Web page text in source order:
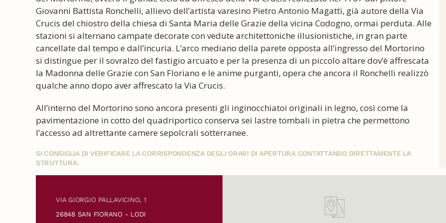
Giovanni Battista Ronchelli, allievo dell’artista varesino Pietro Antonio Magatti, già autore della Via
Crucis del chiostro della chiesa di Santa Maria delle Grazie della vicina Codogno, ormai perduta. Alle
stazioni si alternano campate decorate con vedute architettoniche illusionistiche, in gran parte
cancellate dal tempo e dall’incuria. L’arco mediano della parete opposta all’ingresso del Mortorino
si distingue per il sovralzo del fastigio arcuato e per la presenza di un piccolo altare dov’è affrescata
la Madonna delle Grazie con San Floriano e le anime purganti, opera che ancora il Ronchelli realizzò
qualche anno dopo aver affrescato la Via Crucis.
All’interno del Mortorino sono ancora presenti gli inginocchiatoi originali in legno, così come la
pavimentazione in cotto del quadriportico conserva sei lastre tombali in pietra che permettono
l’accesso ad altrettante camere sepolcrali sotterranee.
SI CONSIGLIA DI VERIFICARE LA CORRISPONDENZA DEGLI ORARI DI APERTURA CONTATTANDO DIRETTAMENTE LA
STRUTTURA.
VIA GIORGIO PALLAVICINO, 1
26848 SAN FIORANO - LODI